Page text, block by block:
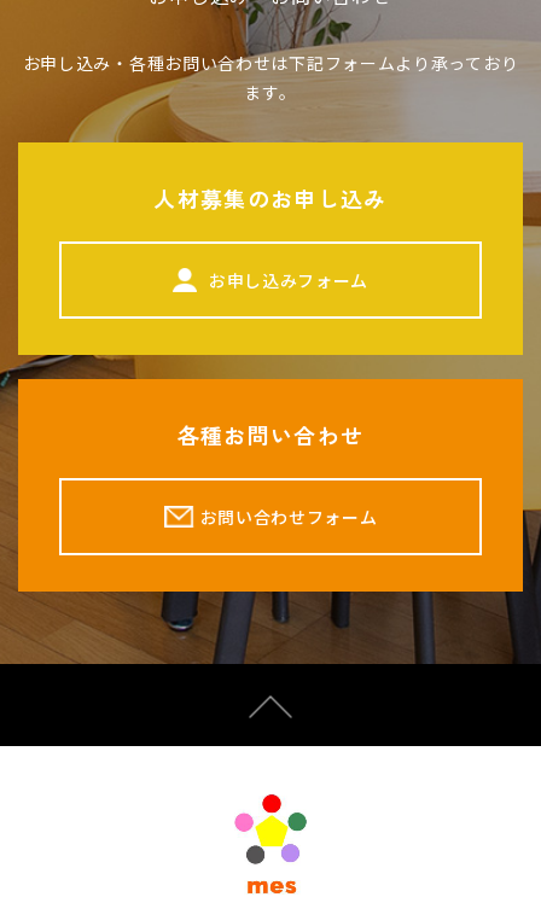
お申し込み・各種お問い合わせは下記フォームより承っており
ます。
人材募集のお申し込み
お申し込みフォーム
各種お問い合わせ
お問い合わせフォーム